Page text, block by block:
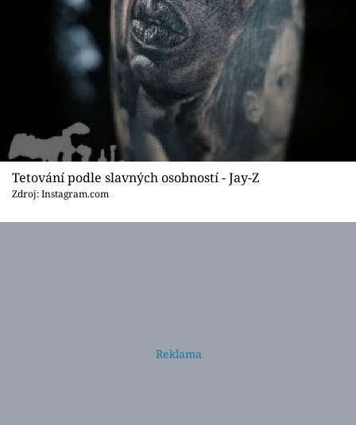
Tetování podle slavných osobností - Jay-Z
Zdroj: Instagram.com